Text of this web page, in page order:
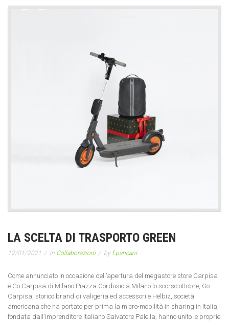
LA SCELTA DI TRASPORTO GREEN
12/01/2021 in Collaborazioni by f.pancani
Come annunciato in occasione dell’apertura del megastore store Carpisa
e Go Carpisa di Milano Piazza Cordusio a Milano lo scorso ottobre, Go
Carpisa, storico brand di valigeria ed accessori e Helbiz, società
americana che ha portato per prima la micro-mobilità in sharing in Italia,
fondata dall'imprenditore italiano Salvatore Palella, hanno unito le proprie